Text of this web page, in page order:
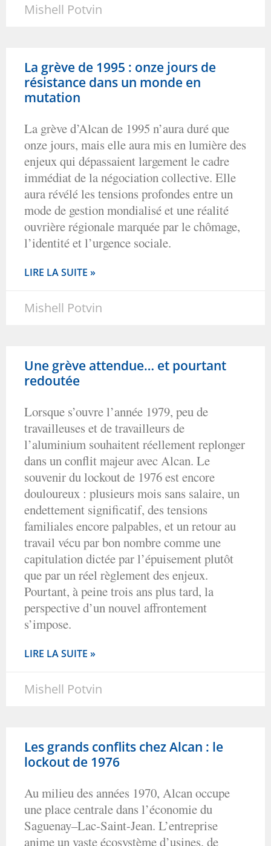
Mishell Potvin
La grève de 1995 : onze jours de
résistance dans un monde en
mutation
La grève d’Alcan de 1995 n’aura duré que
onze jours, mais elle aura mis en lumière des
enjeux qui dépassaient largement le cadre
immédiat de la négociation collective. Elle
aura révélé les tensions profondes entre un
mode de gestion mondialisé et une réalité
ouvrière régionale marquée par le chômage,
l’identité et l’urgence sociale.
LIRE LA SUITE »
Mishell Potvin
Une grève attendue… et pourtant
redoutée
Lorsque s’ouvre l’année 1979, peu de
travailleuses et de travailleurs de
l’aluminium souhaitent réellement replonger
dans un conflit majeur avec Alcan. Le
souvenir du lockout de 1976 est encore
douloureux : plusieurs mois sans salaire, un
endettement significatif, des tensions
familiales encore palpables, et un retour au
travail vécu par bon nombre comme une
capitulation dictée par l’épuisement plutôt
que par un réel règlement des enjeux.
Pourtant, à peine trois ans plus tard, la
perspective d’un nouvel affrontement
s’impose.
LIRE LA SUITE »
Mishell Potvin
Les grands conflits chez Alcan : le
lockout de 1976
Au milieu des années 1970, Alcan occupe
une place centrale dans l’économie du
Saguenay–Lac-Saint-Jean. L’entreprise
anime un vaste écosystème d’usines, de